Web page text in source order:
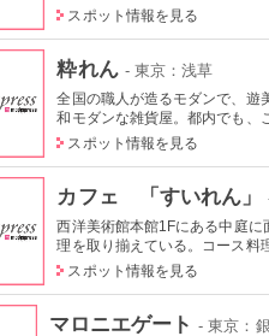
スポット情報を見る
粋れん - 東京：浅草
全国の職人が造るモダンで、遊
和モダンな雑貨屋。都内でも、
スポット情報を見る
カフェ 「すいれん」
西洋美術館本館1Fにある中庭
理を取り揃えている。コース料
スポット情報を見る
マロニエゲート - 東京：